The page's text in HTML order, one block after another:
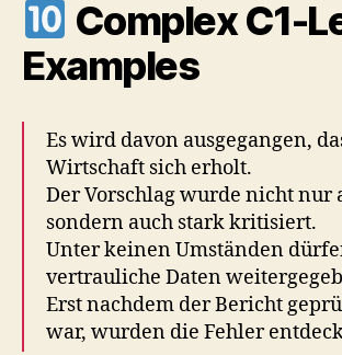
Complex C1-
Examples
Es wird davon ausgegangen,
Wirtschaft sich erholt.
Der Vorschlag wurde nicht nur
sondern auch stark kritisiert.
Unter keinen Umständen
vertrauliche Daten
Erst nachdem der Bericht
war, wurden die Fehler